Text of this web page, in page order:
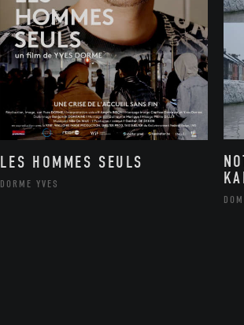
LES HOMMES SEULS
DORME YVES